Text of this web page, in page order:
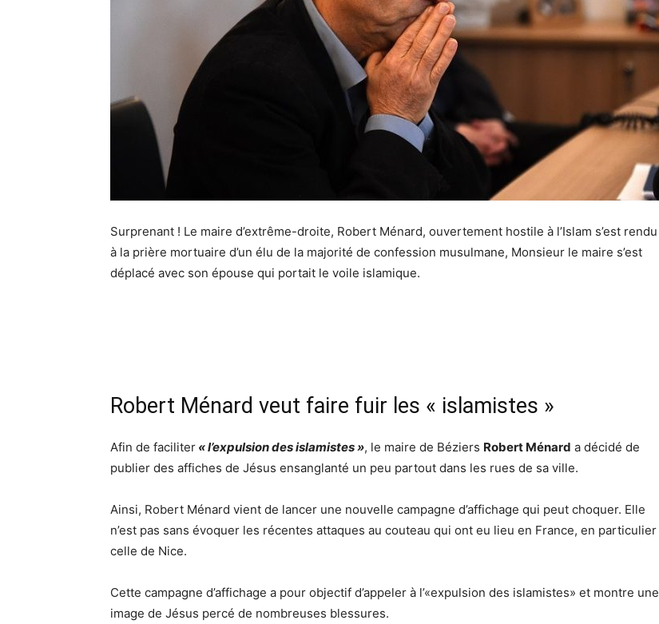
Surprenant ! Le maire d’extrême-droite, Robert Ménard, ouvertement hostile à l’Islam s’est rendu
à la prière mortuaire d’un élu de la majorité de confession musulmane, Monsieur le maire s’est
déplacé avec son épouse qui portait le voile islamique.
Robert Ménard veut faire fuir les « islamistes »
Afin de faciliter « l’expulsion des islamistes », le maire de Béziers Robert Ménard a décidé de
publier des affiches de Jésus ensanglanté un peu partout dans les rues de sa ville.
Ainsi, Robert Ménard vient de lancer une nouvelle campagne d’affichage qui peut choquer. Elle
n’est pas sans évoquer les récentes attaques au couteau qui ont eu lieu en France, en particulier
celle de Nice.
Cette campagne d’affichage a pour objectif d’appeler à l’«expulsion des islamistes» et montre une
image de Jésus percé de nombreuses blessures.